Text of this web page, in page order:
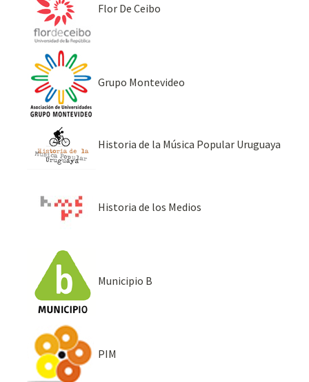
Flor De Ceibo
Grupo Montevideo
Historia de la Música Popular Uruguaya
Historia de los Medios
Municipio B
PIM